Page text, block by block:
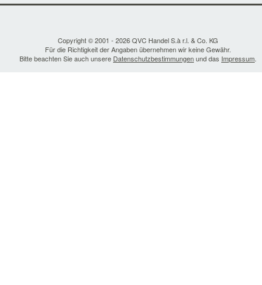
Copyright © 2001 - 2026 QVC Handel S.à r.l. & Co. KG
Für die Richtigkeit der Angaben übernehmen wir keine Gewähr.
Bitte beachten Sie auch unsere Datenschutzbestimmungenund das Impressum.